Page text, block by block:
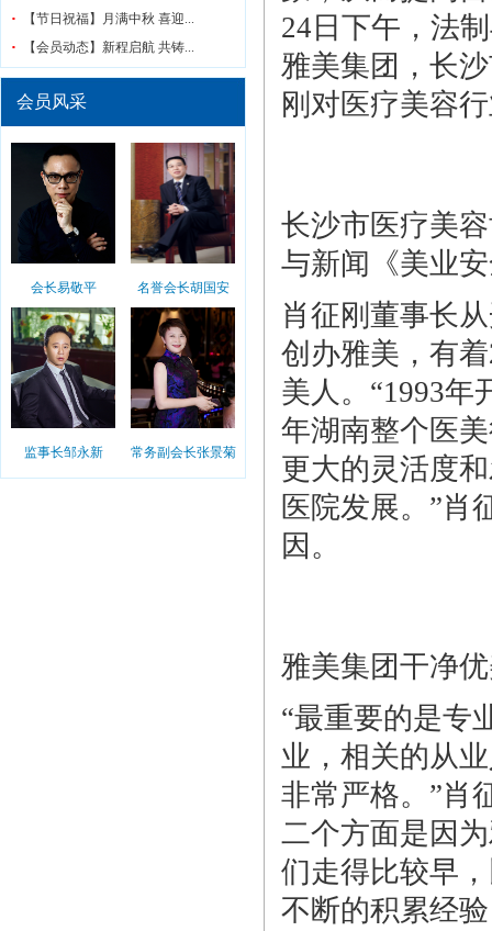
【节日祝福】月满中秋 喜迎...
【会员动态】新程启航 共铸...
会员风采
会长易敬平 名誉会长胡国安
监事长邹永新 常务副会长张景菊
24日下午，法
雅美集团，长
刚对医疗美容
长沙市医疗美
与新闻《美业
肖征刚董事长
创办雅美，有
美人。“1993年
年湖南整个医
更大的灵活度
医院发展。”肖
因。
雅美集团干净
“最重要的是专
业，相关的从
非常严格。”肖
二个方面是因
们走得比较早
不断的积累经